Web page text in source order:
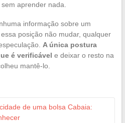
aprender nada.
informação sobre um
posição não mudar, qualquer
A única postura
é verificável e deixar o resto na
mantê-lo.
de uma bolsa Cabaia: